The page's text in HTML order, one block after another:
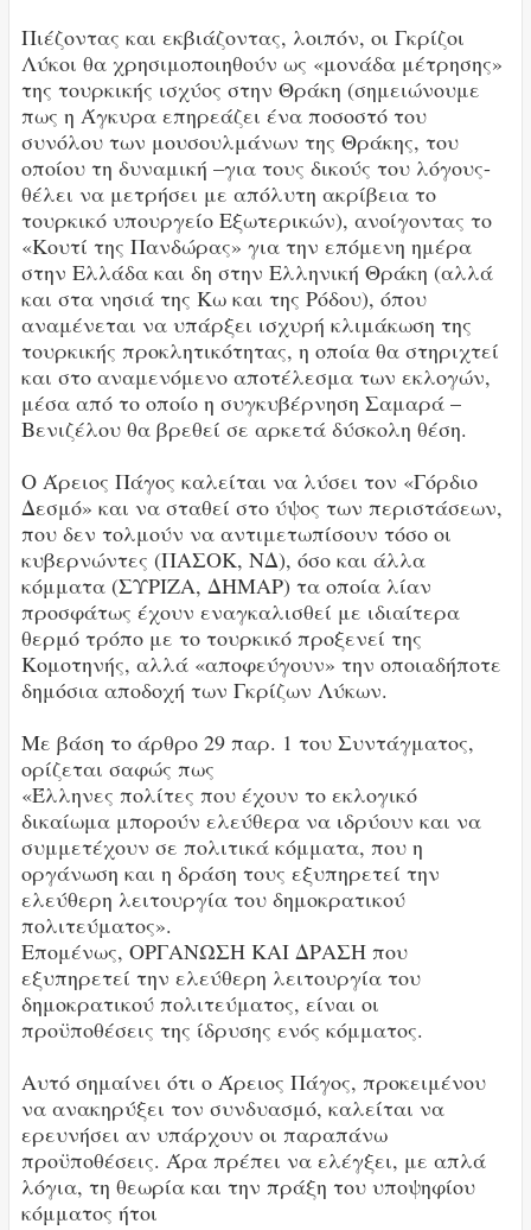
Πιέζοντας και εκβιάζοντας, λοιπόν, οι Γκρίζοι
Λύκοι θα χρησιμοποιηθούν ως «μονάδα μέτρησης»
της τουρκικής ισχύος στην Θράκη (σημειώνουμε
πως η Άγκυρα επηρεάζει ένα ποσοστό του
συνόλου των μουσουλμάνων της Θράκης, του
οποίου τη δυναμική –για τους δικούς του λόγους-
θέλει να μετρήσει με απόλυτη ακρίβεια το
τουρκικό υπουργείο Εξωτερικών), ανοίγοντας το
«Κουτί της Πανδώρας» για την επόμενη ημέρα
στην Ελλάδα και δη στην Ελληνική Θράκη (αλλά
και στα νησιά της Κω και της Ρόδου), όπου
αναμένεται να υπάρξει ισχυρή κλιμάκωση της
τουρκικής προκλητικότητας, η οποία θα στηριχτεί
και στο αναμενόμενο αποτέλεσμα των εκλογών,
μέσα από το οποίο η συγκυβέρνηση Σαμαρά –
Βενιζέλου θα βρεθεί σε αρκετά δύσκολη θέση.
Ο Άρειος Πάγος καλείται να λύσει τον «Γόρδιο
Δεσμό» και να σταθεί στο ύψος των περιστάσεων,
που δεν τολμούν να αντιμετωπίσουν τόσο οι
κυβερνώντες (ΠΑΣΟΚ, ΝΔ), όσο και άλλα
κόμματα (ΣΥΡΙΖΑ, ΔΗΜΑΡ) τα οποία λίαν
προσφάτως έχουν εναγκαλισθεί με ιδιαίτερα
θερμό τρόπο με το τουρκικό προξενεί της
Κομοτηνής, αλλά «αποφεύγουν» την οποιαδήποτε
δημόσια αποδοχή των Γκρίζων Λύκων.
Με βάση το άρθρο 29 παρ. 1 του Συντάγματος,
ορίζεται σαφώς πως
«Έλληνες πολίτες που έχουν το εκλογικό
δικαίωμα μπορούν ελεύθερα να ιδρύουν και να
συμμετέχουν σε πολιτικά κόμματα, που η
οργάνωση και η δράση τους εξυπηρετεί την
ελεύθερη λειτουργία του δημοκρατικού
πολιτεύματος».
Επομένως, ΟΡΓΑΝΩΣΗ ΚΑΙ ΔΡΑΣΗ που
εξυπηρετεί την ελεύθερη λειτουργία του
δημοκρατικού πολιτεύματος, είναι οι
προϋποθέσεις της ίδρυσης ενός κόμματος.
Αυτό σημαίνει ότι ο Άρειος Πάγος, προκειμένου
να ανακηρύξει τον συνδυασμό, καλείται να
ερευνήσει αν υπάρχουν οι παραπάνω
προϋποθέσεις. Άρα πρέπει να ελέγξει, με απλά
λόγια, τη θεωρία και την πράξη του υποψηφίου
κόμματος ήτοι